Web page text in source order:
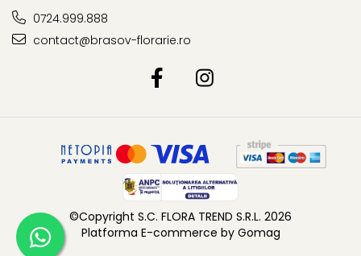
0724.999.888
contact@brasov-florarie.ro
©Copyright S.C. FLORA TREND S.R.L. 2026
Platforma E-commerce by Gomag